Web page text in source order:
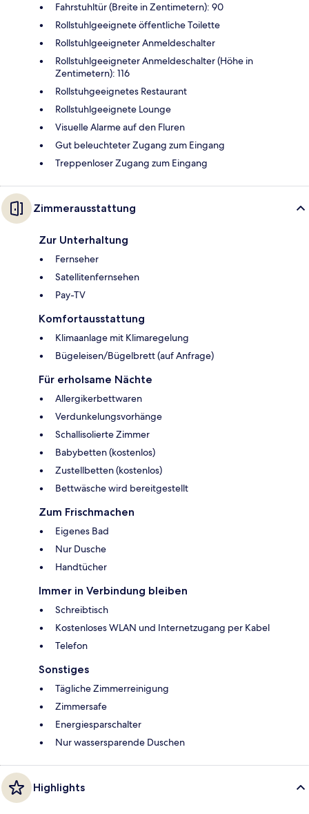
Fahrstuhltür (Breite in Zentimetern): 90
Rollstuhlgeeignete öffentliche Toilette
Rollstuhlgeeigneter Anmeldeschalter
Rollstuhlgeeigneter Anmeldeschalter (Höhe in
Zentimetern): 116
Rollstuhgeeignetes Restaurant
Rollstuhlgeeignete Lounge
Visuelle Alarme auf den Fluren
Gut beleuchteter Zugang zum Eingang
Treppenloser Zugang zum Eingang
Zimmerausstattung
Zur Unterhaltung
Fernseher
Satellitenfernsehen
Pay-TV
Komfortausstattung
Klimaanlage mit Klimaregelung
Bügeleisen/Bügelbrett (auf Anfrage)
Für erholsame Nächte
Allergikerbettwaren
Verdunkelungsvorhänge
Schallisolierte Zimmer
Babybetten (kostenlos)
Zustellbetten (kostenlos)
Bettwäsche wird bereitgestellt
Zum Frischmachen
Eigenes Bad
Nur Dusche
Handtücher
Immer in Verbindung bleiben
Schreibtisch
Kostenloses WLAN und Internetzugang per Kabel
Telefon
Sonstiges
Tägliche Zimmerreinigung
Zimmersafe
Energiesparschalter
Nur wassersparende Duschen
Highlights